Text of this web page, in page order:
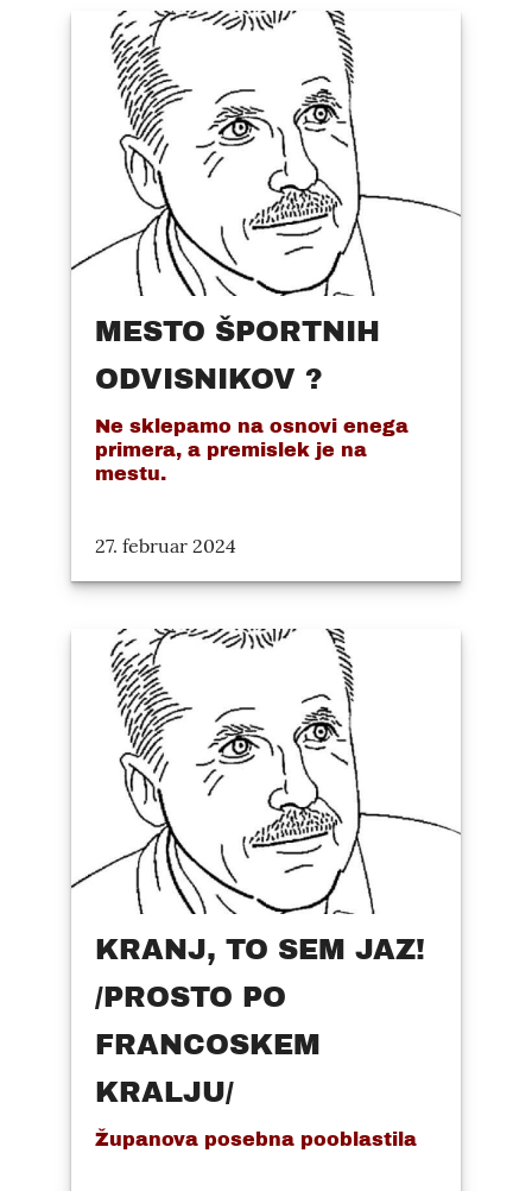
MESTO ŠPORTNIH
ODVISNIKOV ?
Ne sklepamo na osnovi enega
primera, a premislek je na
mestu.
27. februar 2024
KRANJ, TO SEM JAZ!
/PROSTO PO
FRANCOSKEM
KRALJU/
Županova posebna pooblastila